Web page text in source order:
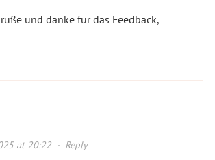
und danke für das Feedback,
at 20:22· Reply